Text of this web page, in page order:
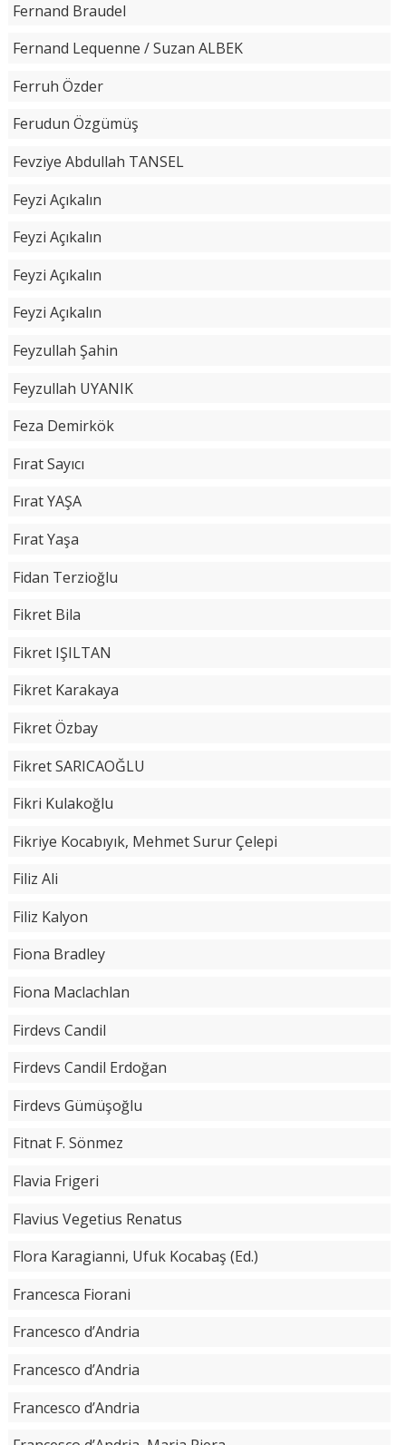
Fernand Braudel
Fernand Lequenne / Suzan ALBEK
Ferruh Özder
Ferudun Özgümüş
Fevziye Abdullah TANSEL
Feyzi Açıkalın
Feyzi Açıkalın
Feyzi Açıkalın
Feyzi Açıkalın
Feyzullah Şahin
Feyzullah UYANIK
Feza Demirkök
Fırat Sayıcı
Fırat YAŞA
Fırat Yaşa
Fidan Terzioğlu
Fikret Bila
Fikret IŞILTAN
Fikret Karakaya
Fikret Özbay
Fikret SARICAOĞLU
Fikri Kulakoğlu
Fikriye Kocabıyık, Mehmet Surur Çelepi
Filiz Ali
Filiz Kalyon
Fiona Bradley
Fiona Maclachlan
Firdevs Candil
Firdevs Candil Erdoğan
Firdevs Gümüşoğlu
Fitnat F. Sönmez
Flavia Frigeri
Flavius Vegetius Renatus
Flora Karagianni, Ufuk Kocabaş (Ed.)
Francesca Fiorani
Francesco d’Andria
Francesco d’Andria
Francesco d’Andria